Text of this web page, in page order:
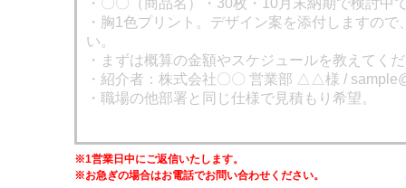
※1営業日中にご返信いたします。
※お急ぎの場合はお電話でお問い合わせください。